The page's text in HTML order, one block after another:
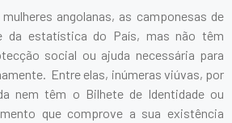
angolanas, as camponesas de
da estatística do País, mas não têm
social ou ajuda necessária para
Entre elas, inúmeras viúvas, por
nem têm o Bilhete de Identidade ou
que comprove a sua existência